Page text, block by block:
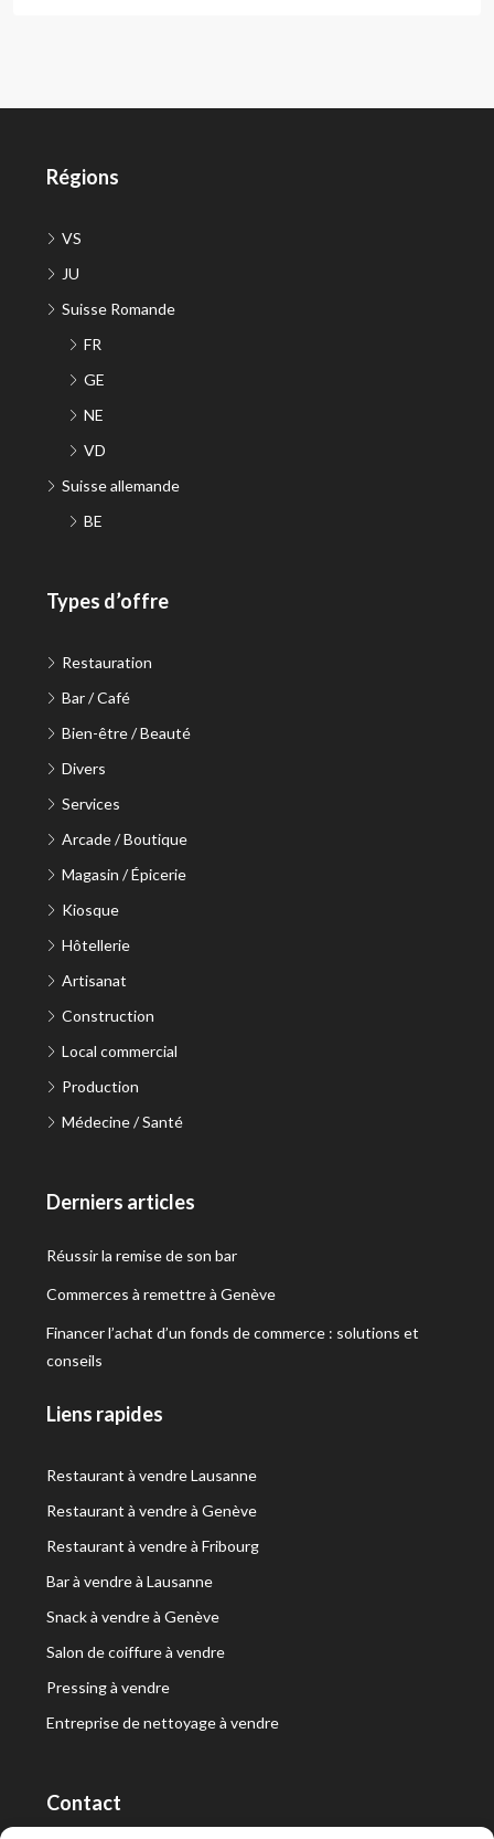
Régions
VS
JU
Suisse Romande
FR
GE
NE
VD
Suisse allemande
BE
Types d’offre
Restauration
Bar / Café
Bien-être / Beauté
Divers
Services
Arcade / Boutique
Magasin / Épicerie
Kiosque
Hôtellerie
Artisanat
Construction
Local commercial
Production
Médecine / Santé
Derniers articles
Réussir la remise de son bar
Commerces à remettre à Genève
Financer l’achat d’un fonds de commerce : solutions et
conseils
Liens rapides
Restaurant à vendre Lausanne
Restaurant à vendre à Genève
Restaurant à vendre à Fribourg
Bar à vendre à Lausanne
Snack à vendre à Genève
Salon de coiffure à vendre
Pressing à vendre
Entreprise de nettoyage à vendre
Contact